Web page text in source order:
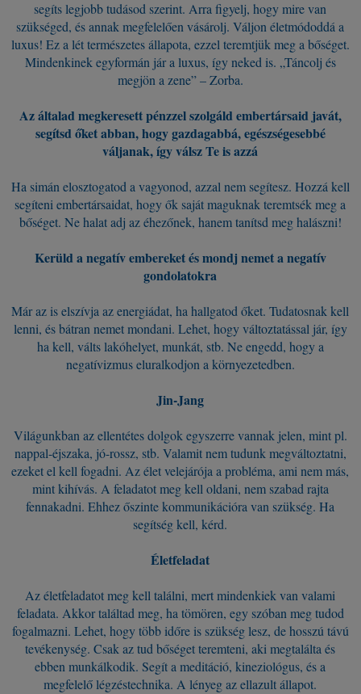
segíts legjobb tudásod szerint. Arra figyelj, hogy mire van
szükséged, és annak megfelelően vásárolj. Váljon életmódoddá a
luxus! Ez a lét természetes állapota, ezzel teremtjük meg a bőséget.
Mindenkinek egyformán jár a luxus, így neked is. „Táncolj és
megjön a zene” – Zorba.
Az általad megkeresett pénzzel szolgáld embertársaid javát,
segítsd őket abban, hogy gazdagabbá, egészségesebbé
váljanak, így válsz Te is azzá
Ha simán elosztogatod a vagyonod, azzal nem segítesz. Hozzá kell
segíteni embertársaidat, hogy ők saját maguknak teremtsék meg a
bőséget. Ne halat adj az éhezőnek, hanem tanítsd meg halászni!
Kerüld a negatív embereket és mondj nemet a negatív
gondolatokra
Már az is elszívja az energiádat, ha hallgatod őket. Tudatosnak kell
lenni, és bátran nemet mondani. Lehet, hogy változtatással jár, így
ha kell, válts lakóhelyet, munkát, stb. Ne engedd, hogy a
negatívizmus eluralkodjon a környezetedben.
Jin-Jang
Világunkban az ellentétes dolgok egyszerre vannak jelen, mint pl.
nappal-éjszaka, jó-rossz, stb. Valamit nem tudunk megváltoztatni,
ezeket el kell fogadni. Az élet velejárója a probléma, ami nem más,
mint kihívás. A feladatot meg kell oldani, nem szabad rajta
fennakadni. Ehhez őszinte kommunikációra van szükség. Ha
segítség kell, kérd.
Életfeladat
Az életfeladatot meg kell találni, mert mindenkiek van valami
feladata. Akkor találtad meg, ha tömören, egy szóban meg tudod
fogalmazni. Lehet, hogy több időre is szükség lesz, de hosszú távú
tevékenység. Csak az tud bőséget teremteni, aki megtalálta és
ebben munkálkodik. Segít a meditáció, kineziológus, és a
megfelelő légzéstechnika. A lényeg az ellazult állapot.